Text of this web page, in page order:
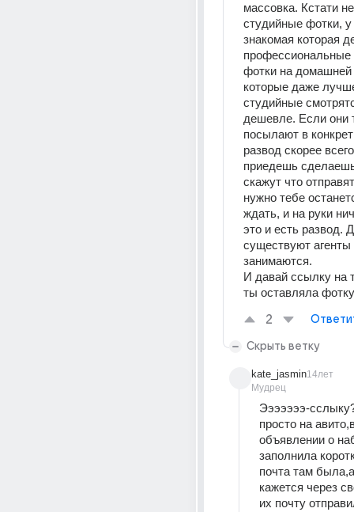
массовка. Кстати
студийные фотки,
знакомая которая
профессиональные
фотки на домашней
которые даже
студийные
дешевле. Если они
посылают в
развод скорее
приедешь
скажут что
нужно тебе
ждать, и на руки
это и есть развод.
существуют
занимаются.
И давай ссылку на
ты оставляла фотку
2
Скрыть ветку
kate_jasmin
Мудрец
14лет
Эээээээ-
просто на
объявлении о
заполнила
почта там
кажется через
их почту